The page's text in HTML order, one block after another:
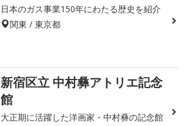
日本のガス事業150年にわたる歴史を紹介
関東 / 東京都
新宿区立 中村彝アトリエ記念
館
大正期に活躍した洋画家・中村彝の記念館